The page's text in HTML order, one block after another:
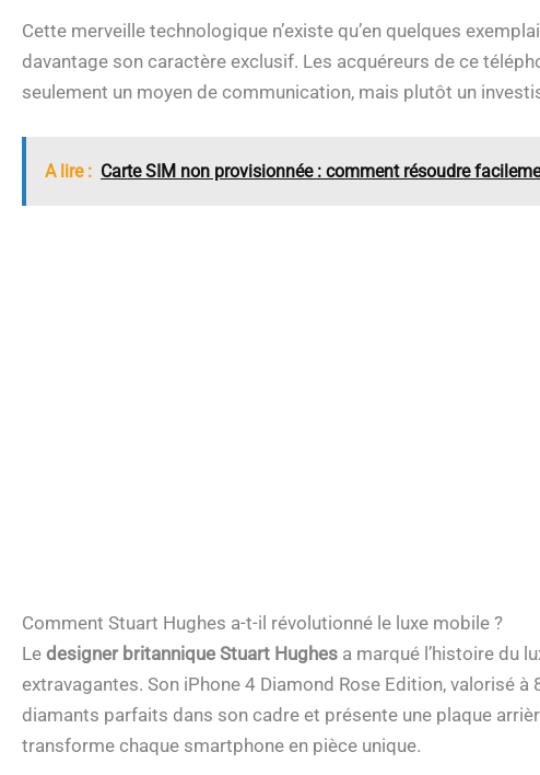
Cette merveille technologique n’existe qu’en quelques
davantage son caractère exclusif. Les acquéreurs de ce
seulement un moyen de communication, mais plutôt un
A lire : Carte SIM non provisionnée : comment résoudre
Comment Stuart Hughes a-t-il révolutionné le luxe mobile ?
Le designer britannique Stuart Hughes a marqué l’histoire du
extravagantes. Son iPhone 4 Diamond Rose Edition, valorisé
diamants parfaits dans son cadre et présente une plaque
transforme chaque smartphone en pièce unique.